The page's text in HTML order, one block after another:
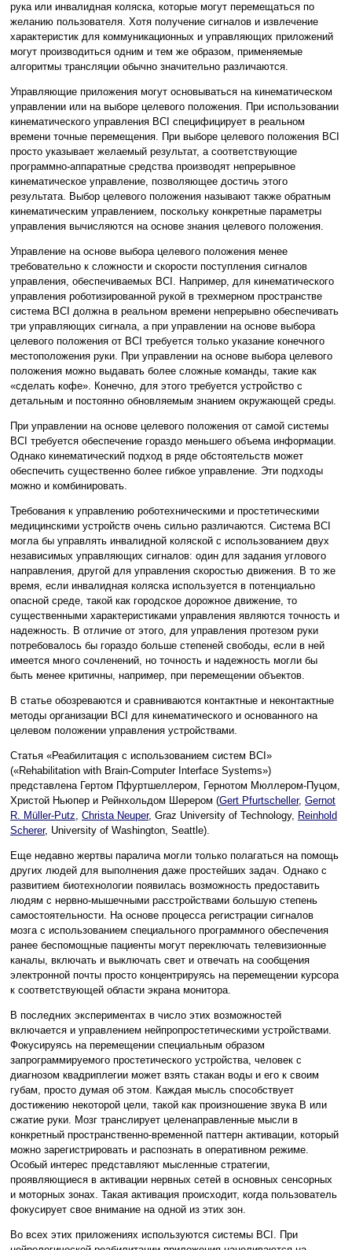
рука или инвалидная коляска, которые могут перемещаться по
желанию пользователя. Хотя получение сигналов и извлечение
характеристик для коммуникационных и управляющих приложений
могут производиться одним и тем же образом, применяемые
алгоритмы трансляции обычно значительно различаются.
Управляющие приложения могут основываться на кинематическом
управлении или на выборе целевого положения. При использовании
кинематического управления BCI специфицирует в реальном
времени точные перемещения. При выборе целевого положения BCI
просто указывает желаемый результат, а соответствующие
программно-аппаратные средства производят непрерывное
кинематическое управление, позволяющее достичь этого
результата. Выбор целевого положения называют также обратным
кинематическим управлением, поскольку конкретные параметры
управления вычисляются на основе знания целевого положения.
Управление на основе выбора целевого положения менее
требовательно к сложности и скорости поступления сигналов
управления, обеспечиваемых BCI. Например, для кинематического
управления роботизированной рукой в трехмерном пространстве
система BCI должна в реальном времени непрерывно обеспечивать
три управляющих сигнала, а при управлении на основе выбора
целевого положения от BCI требуется только указание конечного
местоположения руки. При управлении на основе выбора целевого
положения можно выдавать более сложные команды, такие как
«сделать кофе». Конечно, для этого требуется устройство с
детальным и постоянно обновляемым знанием окружающей среды.
При управлении на основе целевого положения от самой системы
BCI требуется обеспечение гораздо меньшего объема информации.
Однако кинематический подход в ряде обстоятельств может
обеспечить существенно более гибкое управление. Эти подходы
можно и комбинировать.
Требования к управлению роботехническими и простетическими
медицинскими устройств очень сильно различаются. Система BCI
могла бы управлять инвалидной коляской с использованием двух
независимых управляющих сигналов: один для задания углового
направления, другой для управления скоростью движения. В то же
время, если инвалидная коляска используется в потенциально
опасной среде, такой как городское дорожное движение, то
существенными характеристиками управления являются точность и
надежность. В отличие от этого, для управления протезом руки
потребовалось бы гораздо больше степеней свободы, если в ней
имеется много сочленений, но точность и надежность могли бы
быть менее критичны, например, при перемещении объектов.
В статье обозреваются и сравниваются контактные и неконтактные
методы организации BCI для кинематического и основанного на
целевом положении управления устройствами.
Статья «Реабилитация с использованием систем BCI»
(«Rehabilitation with Brain-Computer Interface Systems»)
представлена Гертом Пфуртшеллером, Гернотом Мюллером-Пуцом,
Христой Ньюпер и Рейнхольдом Шерером (Gert Pfurtscheller, Gernot
R. Müller-Putz, Christa Neuper, Graz University of Technology, Reinhold
Scherer, University of Washington, Seattle).
Еще недавно жертвы паралича могли только полагаться на помощь
других людей для выполнения даже простейших задач. Однако с
развитием биотехнологии появилась возможность предоставить
людям с нервно-мышечными расстройствами большую степень
самостоятельности. На основе процесса регистрации сигналов
мозга с использованием специального программного обеспечения
ранее беспомощные пациенты могут переключать телевизионные
каналы, включать и выключать свет и отвечать на сообщения
электронной почты просто концентрируясь на перемещении курсора
к соответствующей области экрана монитора.
В последних экспериментах в число этих возможностей
включается и управлением нейпропростетическими устройствами.
Фокусируясь на перемещении специальным образом
запрограммируемого простетического устройства, человек с
диагнозом квадриплегии может взять стакан воды и его к своим
губам, просто думая об этом. Каждая мысль способствует
достижению некоторой цели, такой как произношение звука B или
сжатие руки. Мозг транслирует целенаправленные мысли в
конкретный пространственно-временной паттерн активации, который
можно зарегистрировать и распознать в оперативном режиме.
Особый интерес представляют мысленные стратегии,
проявляющиеся в активации нервных сетей в основных сенсорных
и моторных зонах. Такая активация происходит, когда пользователь
фокусирует свое внимание на одной из этих зон.
Во всех этих приложениях используются системы BCI. При